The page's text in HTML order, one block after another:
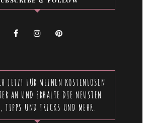
JETZT FÜR MEINEN KOSTENLOSEN
AN UND ERHALTE DIE NEUSTEN
TIPPS UND TRICKS UND MEHR.